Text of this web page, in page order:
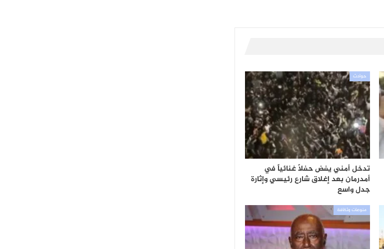
حوادث
تدخل أمني يفض حفلاً غنائياً في
أمدرمان بعد إغلاق شارع رئيسي وإثارة
جدل واسع
منوعات وثقافة